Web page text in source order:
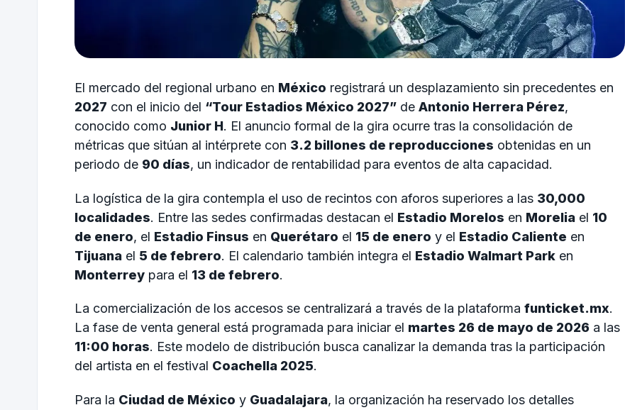
El mercado del regional urbano en México registrará un desplazamiento sin precedentes en
2027 con el inicio del “Tour Estadios México 2027” de Antonio Herrera Pérez,
conocido como Junior H. El anuncio formal de la gira ocurre tras la consolidación de
métricas que sitúan al intérprete con 3.2 billones de reproducciones obtenidas en un
periodo de 90 días, un indicador de rentabilidad para eventos de alta capacidad.
La logística de la gira contempla el uso de recintos con aforos superiores a las 30,000
localidades. Entre las sedes confirmadas destacan el Estadio Morelos en Morelia el 10
de enero, el Estadio Finsus en Querétaro el 15 de enero y el Estadio Caliente en
Tijuana el 5 de febrero. El calendario también integra el Estadio Walmart Park en
Monterrey para el 13 de febrero.
La comercialización de los accesos se centralizará a través de la plataforma funticket.mx.
La fase de venta general está programada para iniciar el martes 26 de mayo de 2026 a las
11:00 horas. Este modelo de distribución busca canalizar la demanda tras la participación
del artista en el festival Coachella 2025.
Para la Ciudad de México y Guadalajara, la organización ha reservado los detalles